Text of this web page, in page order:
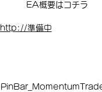
EA概要はコチラ
http://準備中